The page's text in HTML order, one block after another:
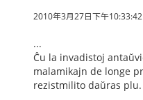
2010年3月27日下午10:33:42
...
Ĉu la invadistoj
malamikajn de longe
rezistmilito daŭras plu.